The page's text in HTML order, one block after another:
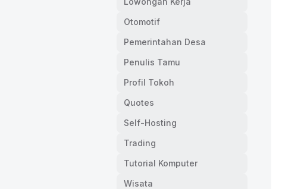
Otomotif
Pemerintahan Desa
Penulis Tamu
Profil Tokoh
Quotes
Self-Hosting
Trading
Tutorial Komputer
Wisata